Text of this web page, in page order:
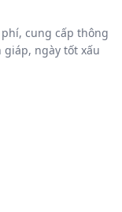
cung cấp thông
giáp, ngày tốt xấu